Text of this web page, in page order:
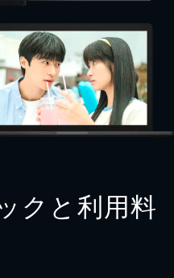
クと利用料